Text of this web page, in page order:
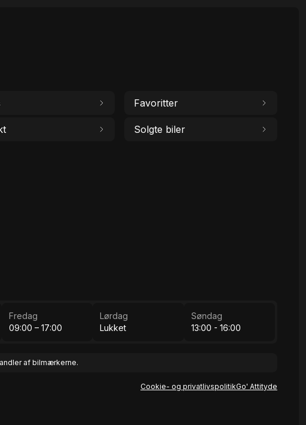
Favoritter
Solgte biler
Fredag
09:00 – 17:00
Lørdag
Lukket
Søndag
13:00 - 16:00
af bilmærkerne.
Cookie- og privatlivspolitikGo' Attityde